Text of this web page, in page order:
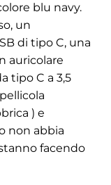
blu navy.
un
di tipo C, una
auricolare
tipo C a 3,5
) e
non abbia
facendo